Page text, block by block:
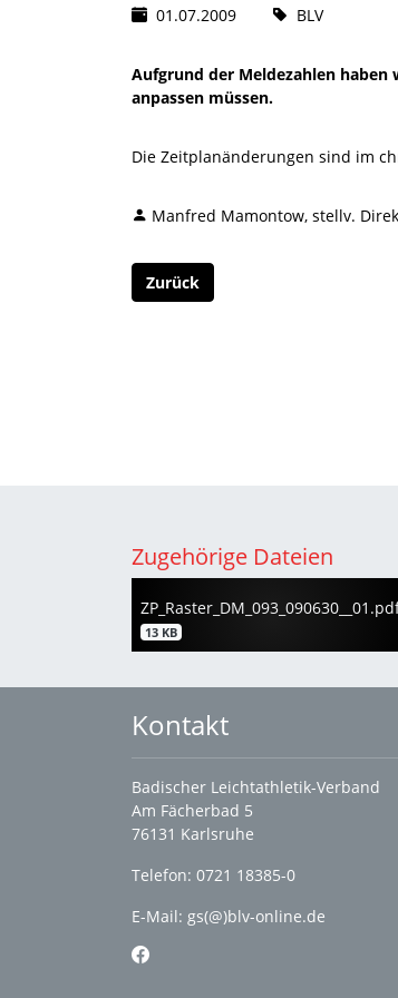
01.07.2009 BLV
Aufgrund der Meldezahlen
anpassen müssen.
Die Zeitplanänderungen sind im
Manfred Mamontow, stellv.
Zurück
Zugehörige Dateien
13 KB
Kontakt
Badischer Leichtathletik-Verband
Am Fächerbad 5
76131 Karlsruhe
Telefon: 0721 18385-0
E-Mail: gs(@)blv-online.de